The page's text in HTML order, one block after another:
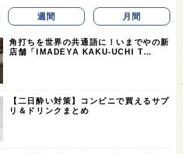
週間 月間
角打ちを世界の共通語に！いまでやの新
店舗「IMADEYA KAKU-UCHI T…
【二日酔い対策】コンビニで買えるサプ
リ＆ドリンクまとめ